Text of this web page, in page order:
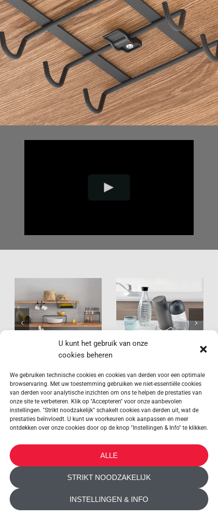
U kunt het gebruik van onze
cookies beheren
We gebruiken technische cookies en cookies van derden voor een optimale
browservaring. Met uw toestemming gebruiken we niet-essentiële cookies
van derden voor analytische inzichten om ons te helpen de prestaties van
onze site te verbeteren. Klik op "Accepteren" voor onze aanbevolen
instellingen. "Strikt noodzakelijk" schakelt cookies van derden uit, wat de
prestaties beïnvloedt. U kunt uw voorkeuren ook aanpassen en meer
ontdekken over onze cookies door op de knop "Instellingen & Info" te klikken.
ALLE
STRIKT NOODZAKELIJK
INSTELLINGEN & INFO
Keuken LAVA
assortiment
Sodatex
METALTEX SA © 2023 Powered by Ticyweb
PRIVACY VERKLARING